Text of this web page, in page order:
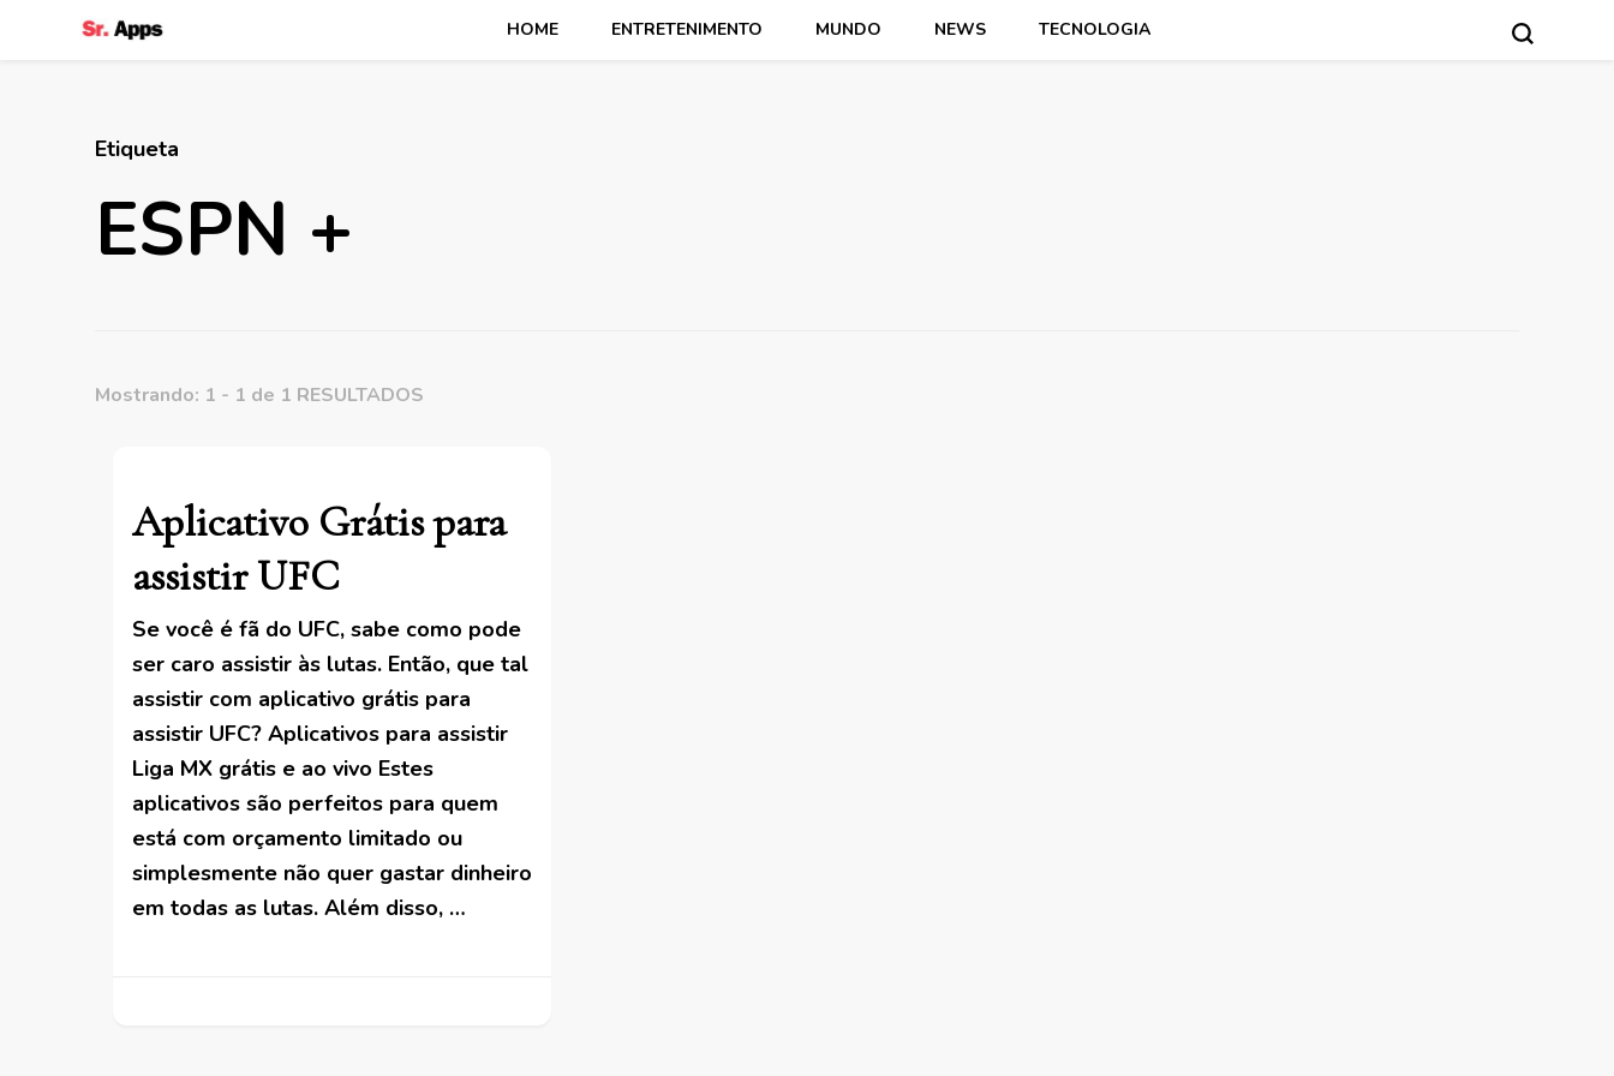
HOME ENTRETENIMENTO MUNDO NEWS TECNOLOGIA
Etiqueta
ESPN +
Mostrando: 1 - 1 de 1 RESULTADOS
Aplicativo Grátis para
assistir UFC
Se você é fã do UFC, sabe como pode
ser caro assistir às lutas. Então, que tal
assistir com aplicativo grátis para
assistir UFC? Aplicativos para assistir
Liga MX grátis e ao vivo Estes
aplicativos são perfeitos para quem
está com orçamento limitado ou
simplesmente não quer gastar dinheiro
em todas as lutas. Além disso, …